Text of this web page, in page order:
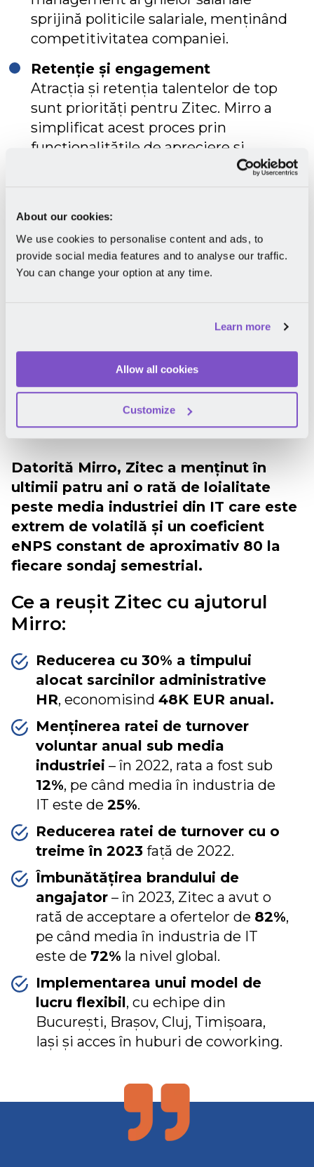
About our cookies:
We use cookies to personalise content and ads, to
provide social media features and to analyse our traffic.
You can change your option at any time.
Learn more
Allow all cookies
Customize
sprijină politicile salariale, menținând
competitivitatea companiei.
Retenție și engagement
Atracția și retenția talentelor de top
sunt priorități pentru Zitec. Mirro a
simplificat acest proces prin
funcționalitățile de apreciere și
feedback care sunt aliniate la valorile
pozitiv în echipă.
Cultura organizațională
Odată ce s-a pus accentul pe
de comunicare transparentă în Zitec a
crescut. În contextul creșterii
accelerate din ultimii ani, combinată
cu schimbările aduse de pandemie,
alinierea și transparența au devenit
elemente cheie în cultura Zitec.
Datorită Mirro, Zitec a menținut în
ultimii patru ani o rată de loialitate
peste media industriei din IT care este
extrem de volatilă și un coeficient
eNPS constant de aproximativ 80 la
fiecare sondaj semestrial.
Ce a reușit Zitec cu ajutorul
Mirro:
Reducerea cu 30% a timpului
alocat sarcinilor administrative
HR, economisind 48K EUR anual.
Menținerea ratei de turnover
voluntar anual sub media
industriei – în 2022, rata a fost sub
12%, pe când media în industria de
IT este de 25%.
Reducerea ratei de turnover cu o
treime în 2023 față de 2022.
Îmbunătățirea brandului de
angajator – în 2023, Zitec a avut o
rată de acceptare a ofertelor de 82%,
pe când media în industria de IT
este de 72% la nivel global.
Implementarea unui model de
lucru flexibil, cu echipe din
București, Brașov, Cluj, Timișoara,
Iași și acces în huburi de coworking.